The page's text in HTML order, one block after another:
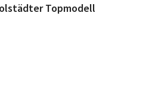
Topmodell